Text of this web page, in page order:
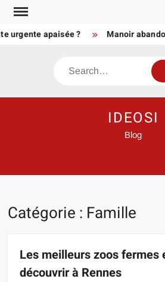
Skip
contentapaisée ? Manoir
Search
IDEOSI
Blog
Catégorie : Famille
Les meilleurs zoos fermes
découvrir à Rennes